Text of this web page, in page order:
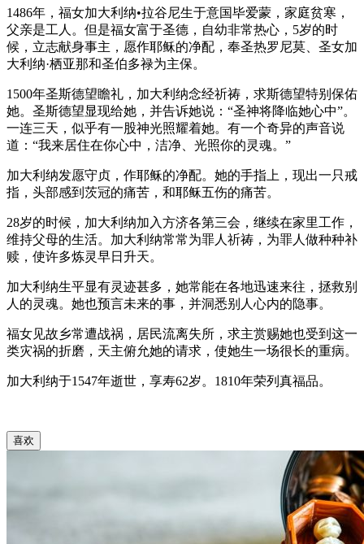
1486年，福女加大利纳•拉谷尼生于意国毕爱蒙，家庭贫寒，
父亲是工人。但是福女富于圣德，自幼非常热心，5岁的时
候，立志献身事主，愿作耶稣的净配，奉圣热罗尼莫、圣女加
大利纳·栖亚那和圣伯多禄为主保。
1500年圣斯德望瞻礼，加大利纳念经祈祷，求斯德望特别保佑
她。圣斯德望显现给她，并告诉她说：“圣神将降临她心中”。
一连三天，似乎有一股神光照耀着她。有一个奇异的声音说
道：“我来居住在你心中，洁净、光照你的灵魂。”
加大利纳发愿守贞，作耶稣的净配。她的手指上，现出一只戒
指，头部感到茨冠的痛苦，和耶稣五伤的痛苦。
28岁的时候，加大利纳加入方济各第三会，继续在家里工作，
维持父母的生活。加大利纳常常为罪人祈祷，为罪人做种种补
赎，使许多炼灵早日升天。
加大利纳生平显有灵迹甚多，她常能在各地迅速来往，拯救别
人的灵魂。她也预言未来的事，并洞悉别人心内的隐事。
福女见故乡常遭战祸，居民流离失所，求主赏赐她也受到这一
类灾祸的折磨，天主俯允她的请求，使她生一场很长的重病。
加大利纳于1547年逝世，享寿62岁。1810年荣列真福品。
喜欢